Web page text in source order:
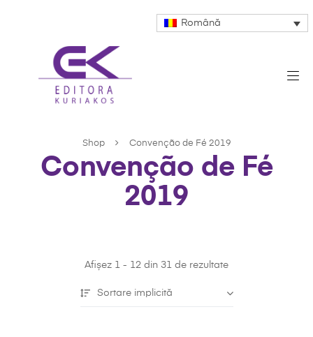
Română
Shop Convenção de Fé 2019
Convenção de Fé
2019
Afișez 1 - 12 din 31 de rezultate
Sortare implicită